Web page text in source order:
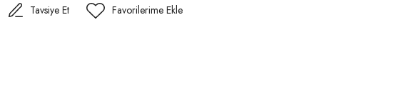
Tavsiye Et